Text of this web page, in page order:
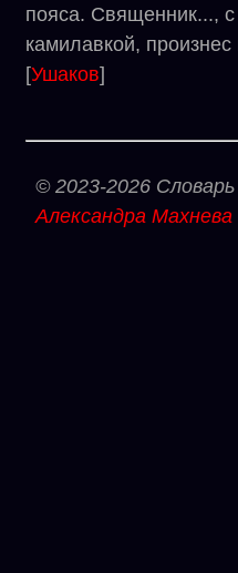
пояса. Священник...,
камилавкой,
[Ушаков]
© 2023-2026 Словарь
Александра Махнева